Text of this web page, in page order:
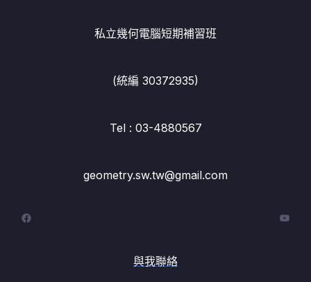
私立幾何電腦短期補習班
(統編 30372935)
Tel : 03-4880567
geometry.sw.tw@gmail.com
Facebook
與我聯絡